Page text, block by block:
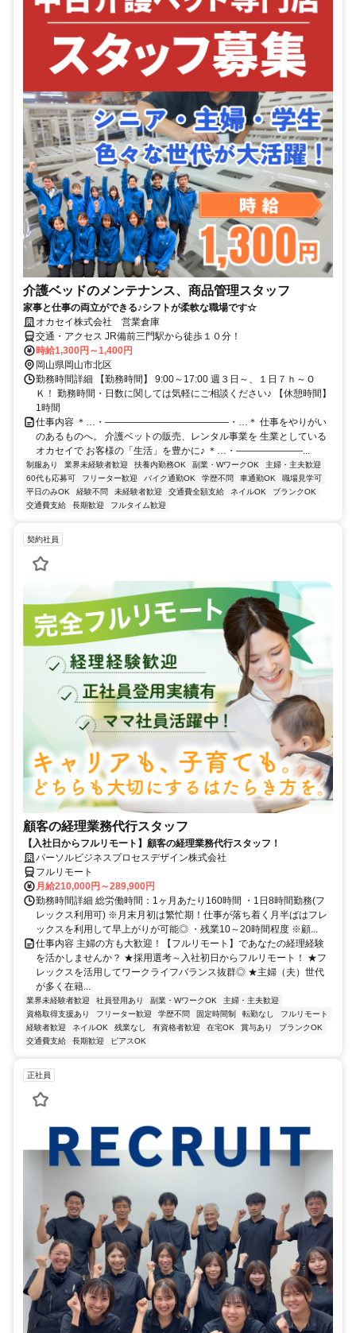
介護ベッドのメンテナンス、商品管理スタッフ
家事と仕事の両立ができる♪シフトが柔軟な職場です☆
オカセイ株式会社 営業倉庫
交通・アクセス JR備前三門駅から徒歩１０分！
時給1,300円～1,400円
岡山県岡山市北区
勤務時間詳細 【勤務時間】 9:00～17:00 週３日～、１日７ｈ～Ｏ
Ｋ！ 勤務時間・日数に関しては気軽にご相談ください♪ 【休憩時間】
1時間
仕事内容 ＊…・―――――――――――――・…＊ 仕事をやりがい
のあるものへ。 介護ベットの販売、レンタル事業を 生業としている
オカセイで お客様の「生活」を豊かに♪ ＊…・―――――――...
制服あり 業界未経験者歓迎 扶養内勤務OK 副業・WワークOK
主婦・主夫歓迎
60代も応募可
フリーター歓迎 バイク通勤OK 学歴不問 車通勤OK
職場見学可
平日のみOK
経験不問 未経験者歓迎 交通費全額支給 ネイルOK
ブランクOK
交通費支給
長期歓迎 フルタイム歓迎
契約社員
顧客の経理業務代行スタッフ
【入社日からフルリモート】顧客の経理業務代行スタッフ！
パーソルビジネスプロセスデザイン株式会社
フルリモート
月給210,000円～289,900円
勤務時間詳細 総労働時間：1ヶ月あたり160時間 ・1日8時間勤務(フ
レックス利用可) ※月末月初は繁忙期！仕事が落ち着く月半ばはフレ
ックスを利用して早上がりが可能◎ ・残業10～20時間程度 ※顧...
仕事内容 主婦の方も大歓迎！【フルリモート】であなたの経理経験
を活かしませんか？ ★採用選考～入社初日からフルリモート！ ★フ
レックスを活用してワークライフバランス抜群◎ ★主婦（夫）世代
が多く在籍...
業界未経験者歓迎 社員登用あり 副業・WワークOK
主婦・主夫歓迎
資格取得支援あり
フリーター歓迎 学歴不問 固定時間制 転勤なし
フルリモート
経験者歓迎
ネイルOK 残業なし 有資格者歓迎 在宅OK 賞与あり
ブランクOK
交通費支給
長期歓迎 ピアスOK
正社員